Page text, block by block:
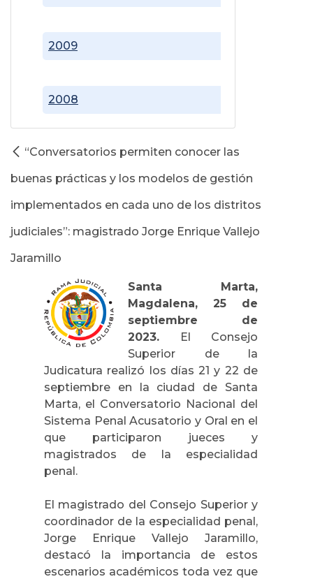
2008
2009
“Conversatorios permiten conocer las
buenas prácticas y los modelos de gestión
implementados en cada uno de los distritos
judiciales”: magistrado Jorge Enrique Vallejo
Jaramillo
Santa Marta,
Magdalena, 25 de
septiembre de
2023.
El Consejo
Superior de la
Judicatura realizó los días 21 y 22 de
septiembre en la ciudad de Santa
Marta, el Conversatorio Nacional del
Sistema Penal Acusatorio y Oral en el
que participaron jueces y
magistrados de la especialidad
penal.
El magistrado del Consejo Superior y
coordinador de la especialidad penal,
Jorge Enrique Vallejo Jaramillo,
destacó la importancia de estos
escenarios académicos toda vez que